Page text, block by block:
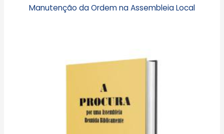
Manutenção da Ordem na Assembleia Local